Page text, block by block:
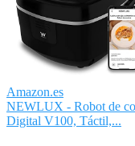
Amazon.es
NEWLUX - Robot de
Digital V100, Táctil,...